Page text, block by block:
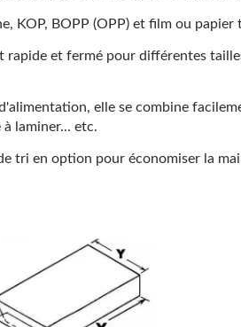
KOP, BOPP (OPP) et film ou papier
rapide et fermé pour différentes
elle se combine
laminer... etc.
tri en option pour économiser la